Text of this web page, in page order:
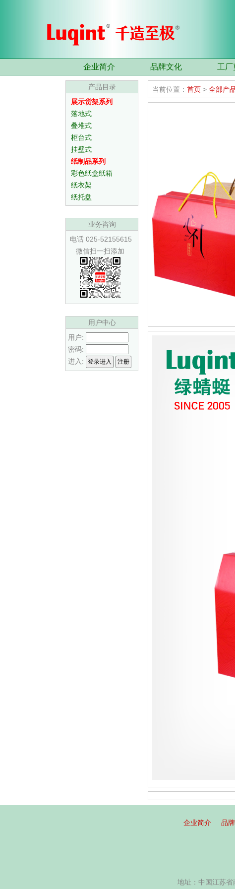
企业简介 品牌文化 工厂
产品目录
展示货架系列
落地式
叠堆式
柜台式
挂壁式
纸制品系列
彩色纸盒纸箱
纸衣架
纸托盘
业务咨询
电话 025-52155615
微信扫一扫添加
用户中心
用户:
密码:
进入:
当前位置： 首页 > 全部产
企业简介 品
地址：中国江苏